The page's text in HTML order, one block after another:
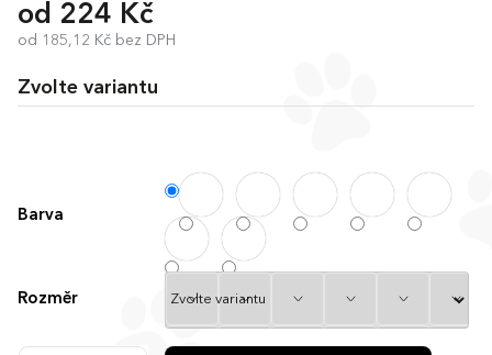
0,0
z
hvězdiček.
od 224 Kč
od 185,12 Kč bez DPH
Zvolte variantu
Barva
Rozměr